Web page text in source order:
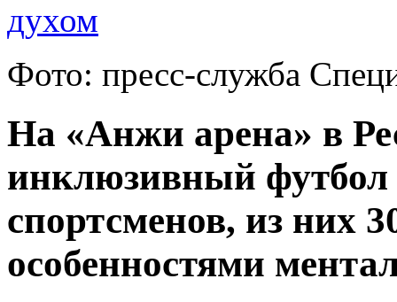
Фото: пресс-служба
На «Анжи арена» в
инклюзивный футбол
спортсменов, из них
особенностями